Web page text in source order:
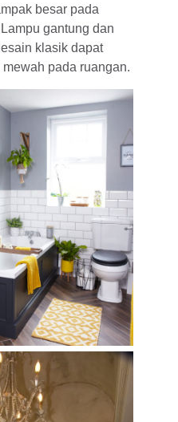
besar pada
gantung dan
klasik dapat
pada ruangan.